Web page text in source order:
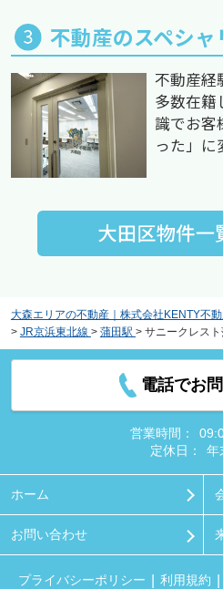
不動産のスペシ
不動産経
多数在籍
識でお客
った」に
大森エリアの不動産｜株式会社KENTY不
> JR京浜東北線 > 蒲田駅 > サニークレスト
電話でお
営業時間：
定休日：
年
ホーム
お問い合わせ
プライバシーポリシー 利用規約